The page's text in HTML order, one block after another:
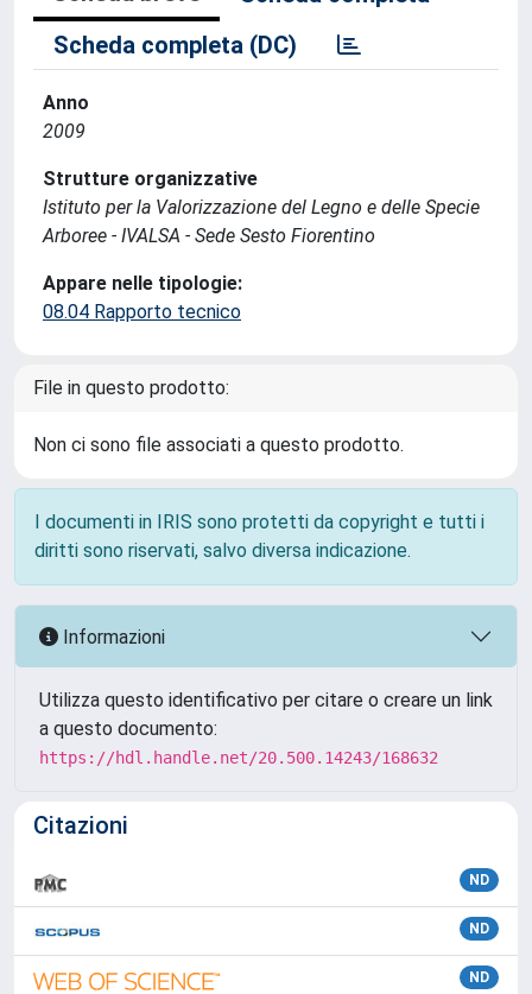
Scheda completa (DC)
Anno
2009
Strutture organizzative
Istituto per la Valorizzazione del Legno e delle Specie
Arboree - IVALSA - Sede Sesto Fiorentino
Appare nelle tipologie:
08.04 Rapporto tecnico
File in questo prodotto:
Non ci sono file associati a questo prodotto.
I documenti in IRIS sono protetti da copyright e tutti i
diritti sono riservati, salvo diversa indicazione.
Informazioni
Utilizza questo identificativo per citare o creare un link
a questo documento:
https://hdl.handle.net/20.500.14243/168632
Citazioni
ND
ND
ND